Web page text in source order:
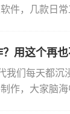
件，几款日
用这个再也
我们每天都沉
作，大家脑